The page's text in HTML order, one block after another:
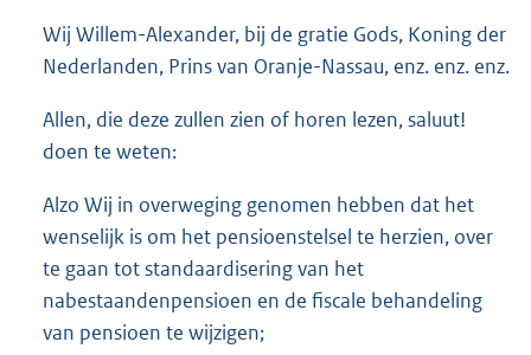
Wij Willem-Alexander, bij de gratie Gods, Koning der
Nederlanden, Prins van Oranje-Nassau, enz. enz. enz.
Allen, die deze zullen zien of horen lezen, saluut!
doen te weten:
Alzo Wij in overweging genomen hebben dat het
wenselijk is om het pensioenstelsel te herzien, over
te gaan tot standaardisering van het
nabestaandenpensioen en de fiscale behandeling
van pensioen te wijzigen;